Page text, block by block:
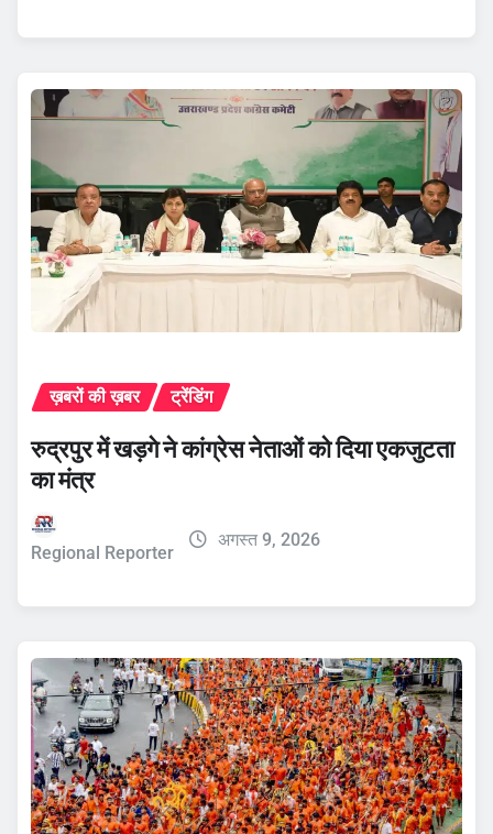
ख़बरों की ख़बर ट्रेंडिंग
रुद्रपुर में खड़गे ने कांग्रेस नेताओं को दिया एकजुटता
का मंत्र
Regional Reporter
अगस्त 9, 2026